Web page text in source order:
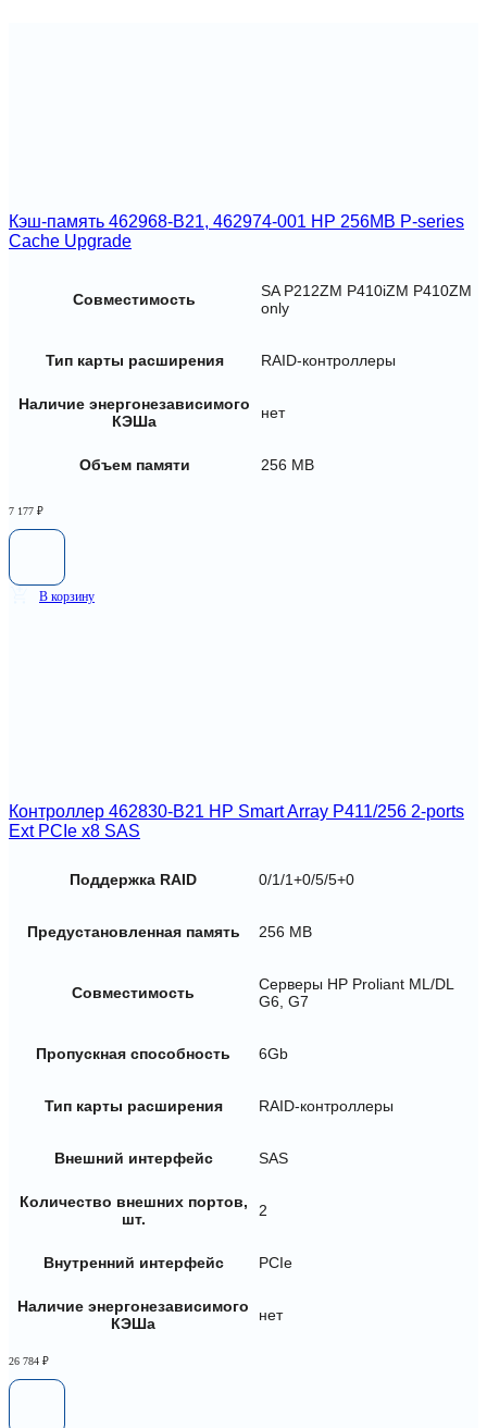
Кэш-память 462968-B21, 462974-001 HP 256MB P-series
Cache Upgrade
Совместимость
SA P212ZM P410iZM P410ZM
only
Тип карты расширения RAID-контроллеры
Наличие энергонезависимого
КЭШа
нет
Объем памяти 256 MB
7 177 ₽
В корзину
Контроллер 462830-B21 HP Smart Array P411/256 2-ports
Ext PCIe x8 SAS
Поддержка RAID 0/1/1+0/5/5+0
Предустановленная память 256 MB
Совместимость
Серверы HP Proliant ML/DL
G6, G7
Пропускная способность 6Gb
Тип карты расширения RAID-контроллеры
Внешний интерфейс SAS
Количество внешних портов,
шт.
2
Внутренний интерфейс PCIe
Наличие энергонезависимого
КЭШа
нет
26 784 ₽